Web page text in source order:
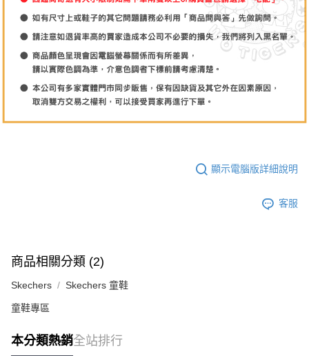
顯示電腦版詳細說明
客服
商品相關分類 (2)
Skechers Skechers 童鞋
童鞋專區
本分類熱銷全站排行